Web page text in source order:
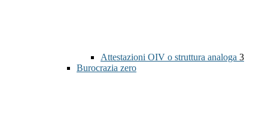
Attestazioni OIV o struttura analoga 3
Burocrazia zero